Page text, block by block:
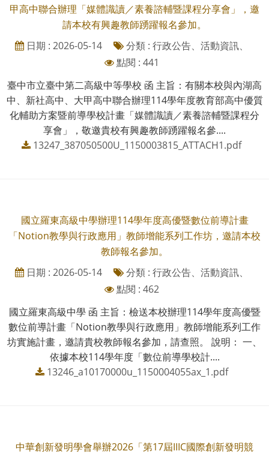
甲高中聯合辦理「媒體識讀／素養諮輔暨課程分享會」，邀
請本校有興趣教師踴躍報名參加。
日期 : 2026-05-14
分類 : 行政公告、活動資訊、
點閱 : 441
臺中市立臺中第二高級中等學校 函 主旨：有關本校與內湖高
中、新社高中、大甲高中聯合辦理114學年度教育部高中優質
化輔助方案暨前導學校計畫「媒體識讀／素養諮輔暨課程分
享會」，敬邀貴校有興趣教師踴躍報名參....
13247_387050500U_1150003815_ATTACH1.pdf
國立羅東高級中學辦理114學年度高優暨數位前導計畫
「Notion教學與行政應用」教師增能系列工作坊，邀請本校
教師報名參加。
日期 : 2026-05-14
分類 : 行政公告、活動資訊、
點閱 : 462
國立羅東高級中學 函 主旨：檢送本校辦理114學年度高優暨
數位前導計畫「Notion教學與行政應用」教師增能系列工作
坊實施計畫，邀請貴校教師報名參加，請查照。 說明： 一、
依據本校114學年度「數位前導學校計....
13246_a10170000u_1150004055ax_1.pdf
中華創新發明學會舉辦2026「第17屆IIIC國際創新發明競